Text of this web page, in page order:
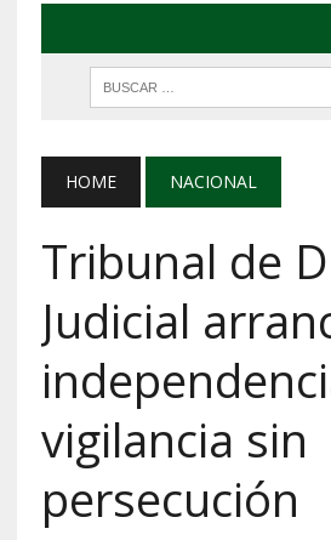
HOME NACIONAL
Tribunal de
Judicial
vigilancia sin
persecución